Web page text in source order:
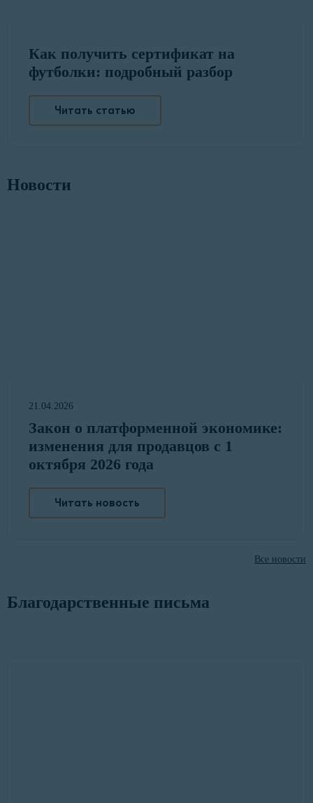
Как получить сертификат на
футболки: подробный разбор
Читать статью
Новости
21.04.2026
Закон о платформенной экономике:
изменения для продавцов с 1
октября 2026 года
Читать новость
Все новости
Благодарственные письма